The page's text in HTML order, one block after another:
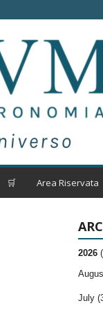
🛒 Area Riservata
2026
July